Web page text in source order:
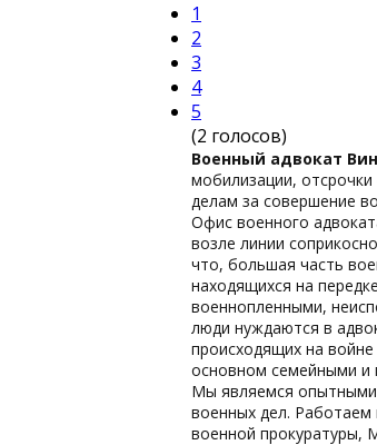
1
2
3
4
5
(2 голосов)
Военный адвокат
мобилизации,
делам за совершение
Офис военного
возле линии
что, большая часть
находящихся на
военнопленными,
люди нуждаются в
происходящих на
основном семейными и
Мы являемся опытными
военных дел. Работаем
военной прокуратуры,